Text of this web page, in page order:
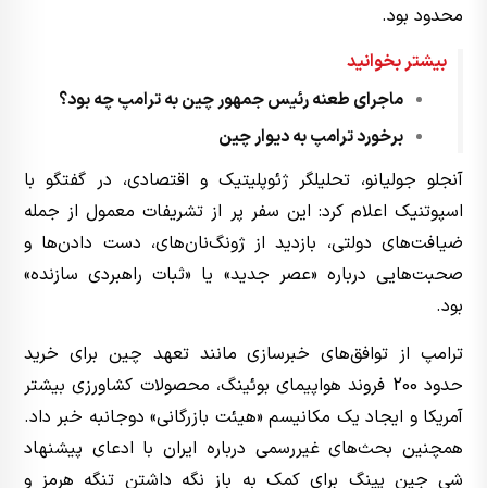
محدود بود.
بیشتر بخوانید
ماجرای طعنه رئیس جمهور چین به ترامپ چه بود؟
برخورد ترامپ به دیوار چین
آنجلو جولیانو، تحلیلگر ژئوپلیتیک و اقتصادی، در گفتگو با
اسپوتنیک اعلام کرد: این سفر پر از تشریفات معمول از جمله
ضیافت‌های دولتی، بازدید از ژونگ‌نان‌های، دست دادن‌ها و
صحبت‌هایی درباره «عصر جدید» یا «ثبات راهبردی سازنده»
بود.
ترامپ از توافق‌های خبرسازی مانند تعهد چین برای خرید
حدود 200 فروند هواپیمای بوئینگ، محصولات کشاورزی بیشتر
آمریکا و ایجاد یک مکانیسم «هیئت بازرگانی» دوجانبه خبر داد.
همچنین بحث‌های غیررسمی درباره ایران با ادعای پیشنهاد
شی جین پینگ برای کمک به باز نگه داشتن تنگه هرمز و